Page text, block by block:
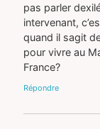
pas parler
intervenant,
quand il sagit
pour vivre au
France?
Répondre